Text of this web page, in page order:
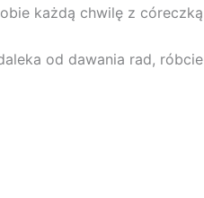
każdą chwilę z
od dawania rad, róbcie